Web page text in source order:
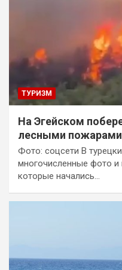
ТУРИЗМ
На Эгейском
лесными пожарами
Фото: соцсети В
многочисленные фото
которые начались…